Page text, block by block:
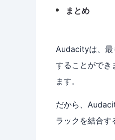
まとめ
Audacityは、最
することができ
ます。
だから、
ラックを結合す